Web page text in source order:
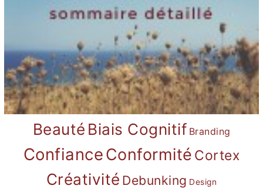
Beauté Biais Cognitif Branding
ConfianceConformité Cortex
Créativité Debunking Design